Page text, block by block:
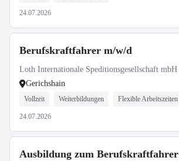
24.07.2026
Berufskraftfahrer m/w/d
Loth Internationale Speditionsgesellschaft mbH
Gerichshain
Vollzeit Weiterbildungen Flexible Arbeitszeiten
24.07.2026
Ausbildung zum Berufskraftfahrer